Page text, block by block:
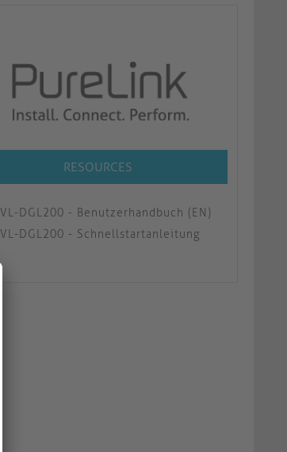
RESOURCES
VL-DGL200 - Benutzerhandbuch (EN)
VL-DGL200 - Schnellstartanleitung